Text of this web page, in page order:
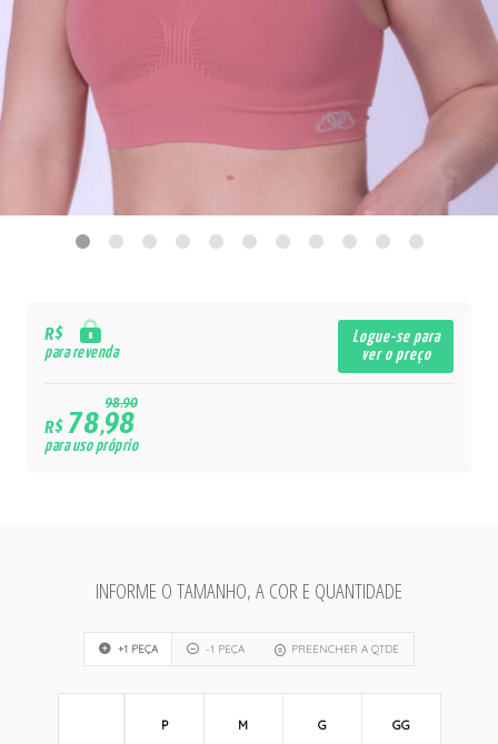
R$
para revenda
Logue-se para
ver o preço
98,90
R$78,98
para uso próprio
INFORME O TAMANHO, A COR E QUANTIDADE
+1 PEÇA -1 PEÇA PREENCHER A QTDE
P M G GG